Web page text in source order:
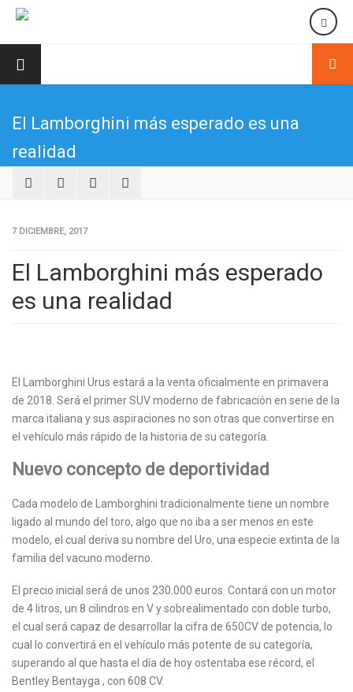
El Lamborghini más esperado es una
realidad
7 DICIEMBRE, 2017
El Lamborghini más esperado
es una realidad
El Lamborghini Urus estará a la venta oficialmente en primavera
de 2018. Será el primer SUV moderno de fabricación en serie de la
marca italiana y sus aspiraciones no son otras que convertirse en
el vehículo más rápido de la historia de su categoría.
Nuevo concepto de deportividad
Cada modelo de Lamborghini tradicionalmente tiene un nombre
ligado al mundo del toro, algo que no iba a ser menos en este
modelo, el cual deriva su nombre del Uro, una especie extinta de la
familia del vacuno moderno.
El precio inicial será de unos 230.000 euros. Contará con un motor
de 4 litros, un 8 cilindros en V y sobrealimentado con doble turbo,
el cual será capaz de desarrollar la cifra de 650CV de potencia, lo
cual lo convertirá en el vehículo más potente de su categoría,
superando al que hasta el día de hoy ostentaba ese récord, el
Bentley Bentayga , con 608 CV.